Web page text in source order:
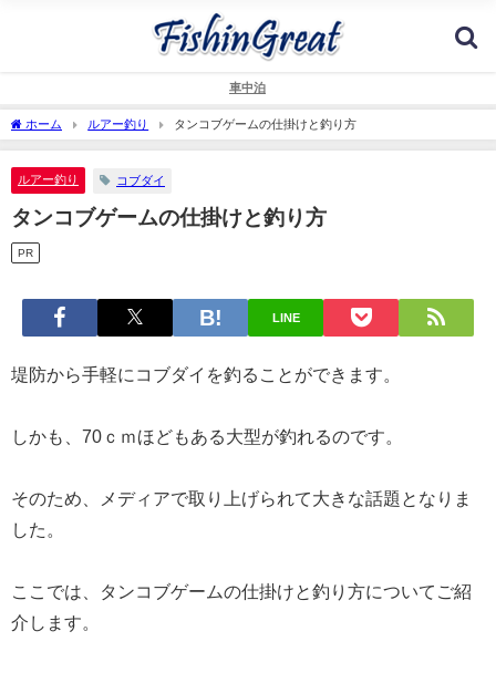
車中泊
ホーム ルアー釣り タンコブゲームの仕掛けと釣り方
ルアー釣り コブダイ
タンコブゲームの仕掛けと釣り方
PR
LINE
堤防から手軽にコブダイを釣ることができます。
しかも、70ｃｍほどもある大型が釣れるのです。
そのため、メディアで取り上げられて大きな話題となりま
した。
ここでは、タンコブゲームの仕掛けと釣り方についてご紹
介します。